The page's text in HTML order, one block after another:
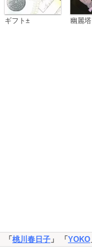
ギフト± 幽麗塔
「桃川春日子 」 「YOKO